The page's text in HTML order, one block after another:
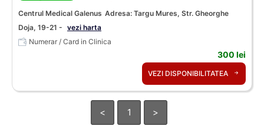
Centrul Medical Galenus Adresa: Targu Mures, Str. Gheorghe
Doja, 19-21 - vezi harta
Numerar / Card in Clinica
300 lei
VEZI DISPONIBILITATEA
< 1 >